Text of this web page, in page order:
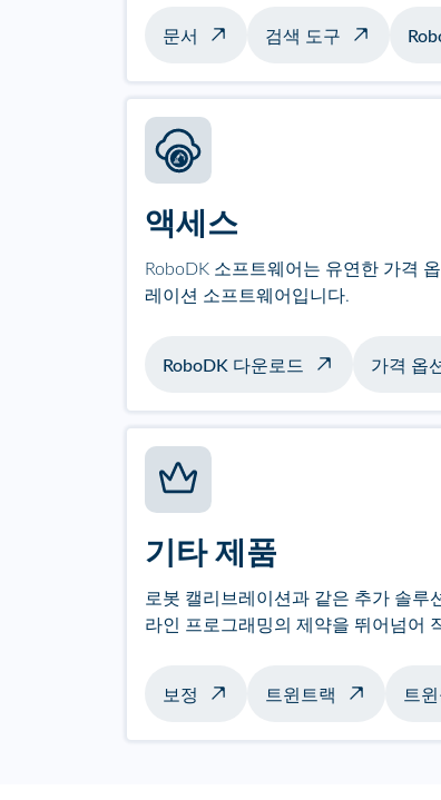
문서 검색 도구
액세스
RoboDK 소프트웨어는 유연한 가격
레이션 소프트웨어입니다.
RoboDK 다운로드 가격 옵
기타 제품
로봇 캘리브레이션과 같은 추가 솔루
라인 프로그래밍의 제약을 뛰어넘어
보정 트윈트랙 트